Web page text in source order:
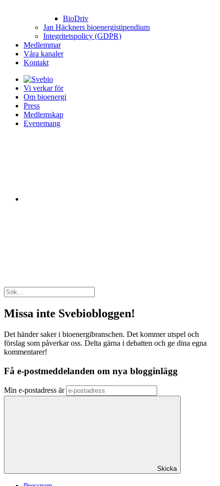
BioDriv
Jan Häckners bioenergistipendium
Integritetspolicy (GDPR)
Medlemmar
Våra kanaler
Kontakt
Vi verkar för
Om bioenergi
Press
Medlemskap
Evenemang
Missa inte Svebiobloggen!
Det händer saker i bioenergibranschen. Det kommer utspel och
förslag som påverkar oss. Delta gärna i debatten och ge dina egna
kommentarer!
Få e-postmeddelanden om nya blogginlägg
Min e-postadress är
Skicka